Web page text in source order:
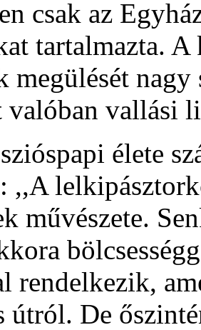
csak az
tartalmazta.
megülését
valóban vallási
élete
,,A
művészete.
rendelkezik,
útról. De